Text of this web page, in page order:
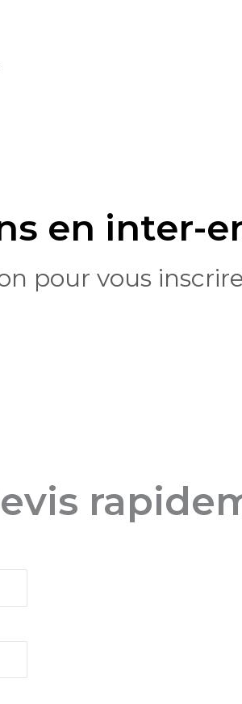
en inter-
pour vous inscrire